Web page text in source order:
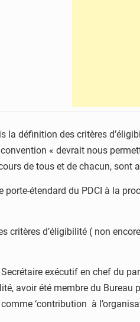
la définition des critères
« devrait nous
de tous et de chacun, sont
étendard du PDCI à la
critères d’éligibilité ( non
exécutif en chef du
avoir été membre du
‘contribution à